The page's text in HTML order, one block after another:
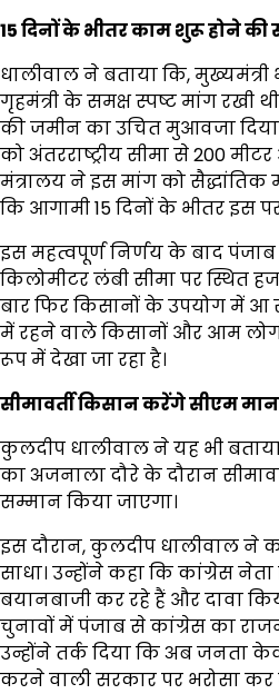
15 दिनों के भीतर काम शुरू होने की
धालीवाल ने बताया कि,
गृहमंत्री के समक्ष स्पष्ट मांग रखी
की जमीन का उचित मुआवजा दिया
को अंतरराष्ट्रीय सीमा से 200
मंत्रालय ने इस मांग को सैद्धांतिक
कि आगामी 15 दिनों के भीतर इस
इस महत्वपूर्ण निर्णय के बाद
किलोमीटर लंबी सीमा पर स्थित
बार फिर किसानों के उपयोग में आ
में रहने वाले किसानों और आम
रूप में देखा जा रहा है।
सीमावर्ती किसान करेंगे सीएम
कुलदीप धालीवाल ने यह भी
का अजनाला दौरे के दौरान
सम्मान किया जाएगा।
इस दौरान, कुलदीप धालीवाल ने
साधा। उन्होंने कहा कि कांग्रेस
बयानबाजी कर रहे हैं और दावा
चुनावों में पंजाब से कांग्रेस का
उन्होंने तर्क दिया कि अब जनता
करने वाली सरकार पर भरोसा कर